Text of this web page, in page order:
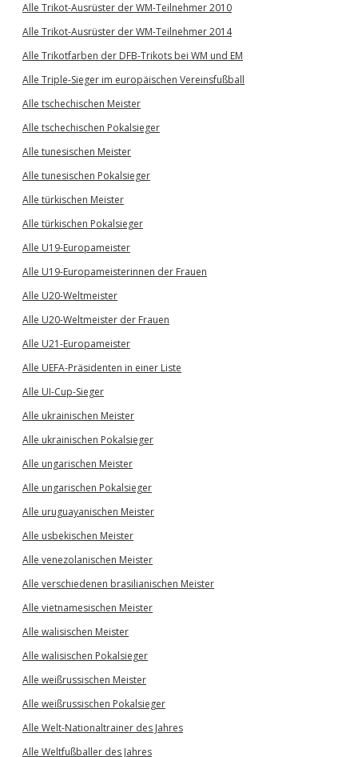
Alle Trikot-Ausrüster der WM-Teilnehmer 2010
Alle Trikot-Ausrüster der WM-Teilnehmer 2014
Alle Trikotfarben der DFB-Trikots bei WM und EM
Alle Triple-Sieger im europäischen Vereinsfußball
Alle tschechischen Meister
Alle tschechischen Pokalsieger
Alle tunesischen Meister
Alle tunesischen Pokalsieger
Alle türkischen Meister
Alle türkischen Pokalsieger
Alle U19-Europameister
Alle U19-Europameisterinnen der Frauen
Alle U20-Weltmeister
Alle U20-Weltmeister der Frauen
Alle U21-Europameister
Alle UEFA-Präsidenten in einer Liste
Alle UI-Cup-Sieger
Alle ukrainischen Meister
Alle ukrainischen Pokalsieger
Alle ungarischen Meister
Alle ungarischen Pokalsieger
Alle uruguayanischen Meister
Alle usbekischen Meister
Alle venezolanischen Meister
Alle verschiedenen brasilianischen Meister
Alle vietnamesischen Meister
Alle walisischen Meister
Alle walisischen Pokalsieger
Alle weißrussischen Meister
Alle weißrussischen Pokalsieger
Alle Welt-Nationaltrainer des Jahres
Alle Weltfußballer des Jahres